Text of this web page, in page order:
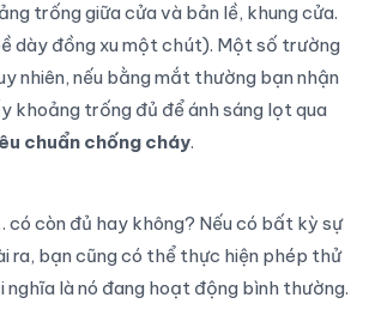
trống giữa cửa và bản lề, khung cửa.
dày đồng xu một chút). Một số trường
nhiên, nếu bằng mắt thường bạn nhận
khoảng trống đủ để ánh sáng lọt qua
chuẩn chống cháy.
còn đủ hay không? Nếu có bất kỳ sự
ra, bạn cũng có thể thực hiện phép thử
là nó đang hoạt động bình thường.